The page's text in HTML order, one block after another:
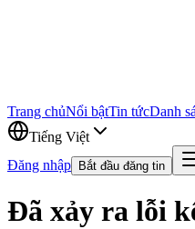
Trang chủNổi bậtTin tứcDanh
Tiếng Việt
Đăng nhập
Bắt đầu đăng tin
Đã xảy ra lỗi